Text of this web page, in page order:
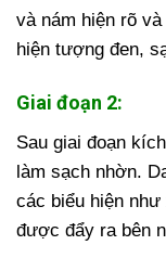
và nám hiện rõ
hiện tượng đen,
Giai đoạn 2:
Sau giai đoạn
làm sạch nhờn.
các biểu hiện
được đẩy ra bên